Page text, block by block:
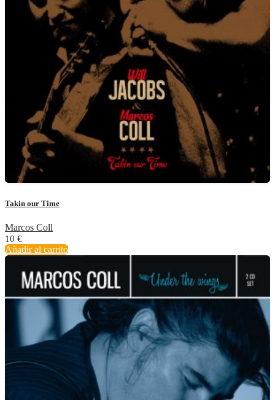
Takin our Time
Marcos Coll
10 €
Añadir al carrito